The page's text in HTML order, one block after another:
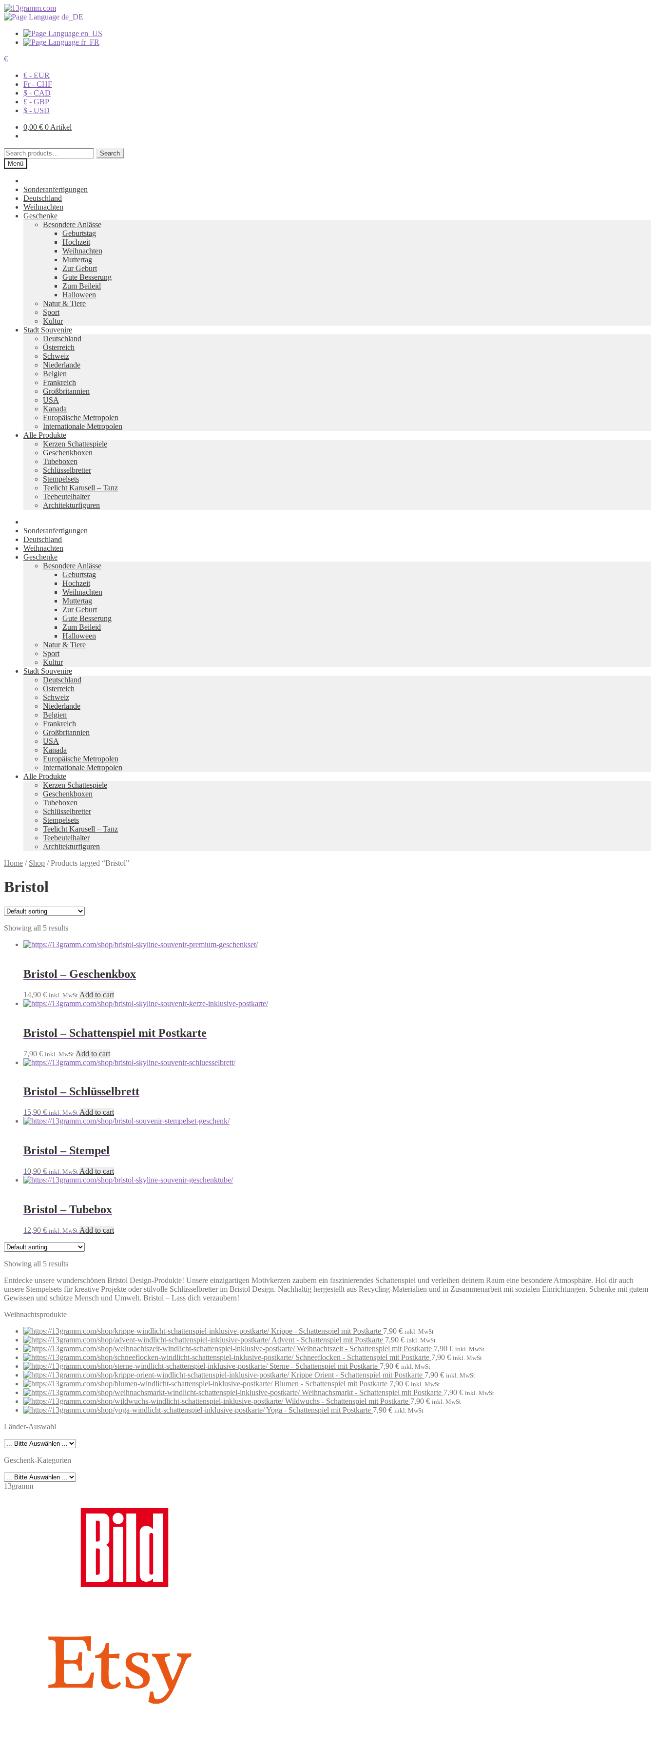
€
€ - EUR
Fr - CHF
$ - CAD
£ - GBP
$ - USD
0,00 € 0 Artikel
Search
for:
Search
Menü
Sonderanfertigungen
Deutschland
Weihnachten
Geschenke
Besondere Anlässe
Geburtstag
Hochzeit
Weihnachten
Muttertag
Zur Geburt
Gute Besserung
Zum Beileid
Halloween
Natur & Tiere
Sport
Kultur
Stadt Souvenire
Deutschland
Österreich
Schweiz
Niederlande
Belgien
Frankreich
Großbritannien
USA
Kanada
Europäische Metropolen
Internationale Metropolen
Alle Produkte
Kerzen Schattespiele
Geschenkboxen
Tubeboxen
Schlüsselbretter
Stempelsets
Teelicht Karusell – Tanz
Teebeutelhalter
Architekturfiguren
Sonderanfertigungen
Deutschland
Weihnachten
Geschenke
Besondere Anlässe
Geburtstag
Hochzeit
Weihnachten
Muttertag
Zur Geburt
Gute Besserung
Zum Beileid
Halloween
Natur & Tiere
Sport
Kultur
Stadt Souvenire
Deutschland
Österreich
Schweiz
Niederlande
Belgien
Frankreich
Großbritannien
USA
Kanada
Europäische Metropolen
Internationale Metropolen
Alle Produkte
Kerzen Schattespiele
Geschenkboxen
Tubeboxen
Schlüsselbretter
Stempelsets
Teelicht Karusell – Tanz
Teebeutelhalter
Architekturfiguren
Home / Shop /Products tagged “Bristol”
Bristol
Showing all 5 results
Bristol – Geschenkbox
14,90 € inkl. MwSt Add to cart
Bristol – Schattenspiel mit Postkarte
7,90 € inkl. MwSt Add to cart
Bristol – Schlüsselbrett
15,90 € inkl. MwSt Add to cart
Bristol – Stempel
10,90 € inkl. MwSt Add to cart
Bristol – Tubebox
12,90 € inkl. MwSt Add to cart
Showing all 5 results
Entdecke unsere wunderschönen Bristol Design-Produkte! Unsere einzigartigen Motivkerzen zaubern ein faszinierendes Schattenspiel und verleihen deinem Raum eine besondere Atmosphäre. Hol dir auch
unsere Stempelsets für kreative Projekte oder stilvolle Schlüsselbretter im Bristol Design. Nachhaltig hergestellt aus Recycling-Materialien und in Zusammenarbeit mit sozialen Einrichtungen. Schenke mit gutem
Gewissen und schütze Mensch und Umwelt. Bristol – Lass dich verzaubern!
Weihnachtsprodukte
Krippe - Schattenspiel mit Postkarte 7,90 € inkl. MwSt
Advent - Schattenspiel mit Postkarte 7,90 € inkl. MwSt
Weihnachtszeit - Schattenspiel mit Postkarte 7,90 € inkl. MwSt
Schneeflocken - Schattenspiel mit Postkarte 7,90 € inkl. MwSt
Sterne - Schattenspiel mit Postkarte 7,90 € inkl. MwSt
Krippe Orient - Schattenspiel mit Postkarte 7,90 € inkl. MwSt
Blumen - Schattenspiel mit Postkarte 7,90 € inkl. MwSt
Weihnachsmarkt - Schattenspiel mit Postkarte 7,90 € inkl. MwSt
Wildwuchs - Schattenspiel mit Postkarte 7,90 € inkl. MwSt
Yoga - Schattenspiel mit Postkarte 7,90 € inkl. MwSt
Länder-Auswahl
Geschenk-Kategorien
13gramm